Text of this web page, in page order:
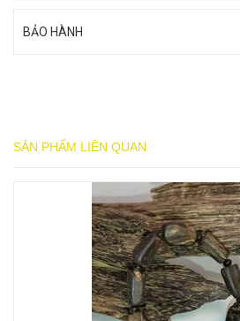
BẢO HÀNH
SẢN PHẨM LIÊN QUAN